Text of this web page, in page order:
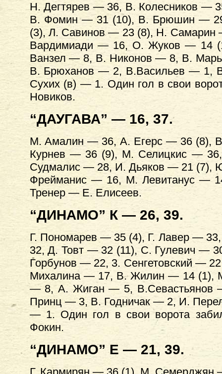
Н. Дегтярев — 36, В. Колесников —
В. Фомин — 31 (10), В. Брюшин —
(3), Л. Савинов — 23 (8), Н.
Вардимиади — 16, О. Жуков — 14
Ванзел — 8, В. Никонов — 8, В.
В. Брюханов — 2, В.Васильев — 1,
Сухих (в) — 1. Один гол в свои
Новиков.
“ДАУГАВА” — 16, 37.
М. Амалин — 36, А. Егерс — 36 (8),
Курнев — 36 (9), М. Селицкис —
Судмалис — 28, И. Дьяков — 21
Фрейманис — 16, М. Левитанус —
Тренер — Е. Елисеев.
“ДИНАМО” К — 26, 39.
Г. Пономарев — 35 (4), Г. Лавер —
32, Д. Товт — 32 (11), С. Гулевич —
Горбунов — 22, 3. Сенгетовский —
Михалина — 17, В. Жилин — 14 (1),
— 8, А. Жиган — 5,
Принц — 3, В. Годничак — 2, И.
— 1. Один гол в свои ворота
Фокин.
“ДИНАМО” Е — 21, 39.